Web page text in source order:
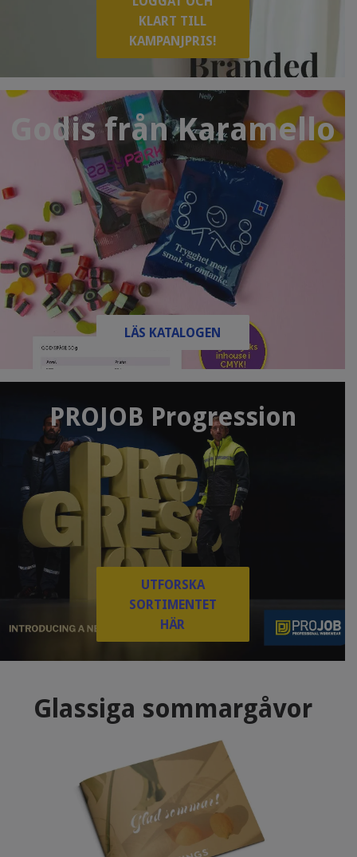
KLART TILL
KAMPANJPRIS!
Godis från Karamello
LÄS KATALOGEN
PROJOB Progression
UTFORSKA
SORTIMENTET
HÄR
Glassiga sommargåvor